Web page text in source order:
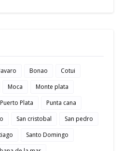
Bonao
Cotui
Moca
Monte plata
Puerto Plata
Punta cana
San cristobal
San pedro
Santo Domingo